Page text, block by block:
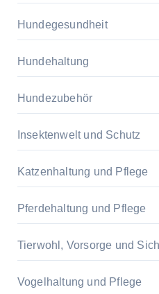
Hundegesundheit
Hundehaltung
Hundezubehör
Insektenwelt und Schutz
Katzenhaltung und Pflege
Pferdehaltung und Pflege
Tierwohl, Vorsorge und
Vogelhaltung und Pflege